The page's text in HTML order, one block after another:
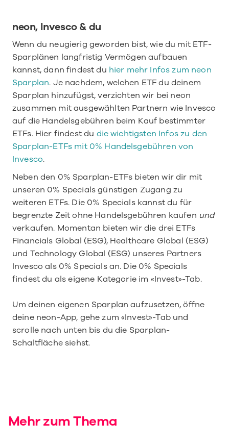
neon, Invesco & du
Wenn du neugierig geworden bist, wie du mit ETF-
Sparplänen langfristig Vermögen aufbauen
kannst, dann findest du hier mehr Infos zum neon
Sparplan. Je nachdem, welchen ETF du deinem
Sparplan hinzufügst, verzichten wir bei neon
zusammen mit ausgewählten Partnern wie Invesco
auf die Handelsgebühren beim Kauf bestimmter
ETFs. Hier findest du die wichtigsten Infos zu den
Sparplan-ETFs mit 0% Handelsgebühren von
Invesco.
Neben den 0% Sparplan-ETFs bieten wir dir mit
unseren 0% Specials günstigen Zugang zu
weiteren ETFs. Die 0% Specials kannst du für
begrenzte Zeit ohne Handelsgebühren kaufen
und
verkaufen. Momentan bieten wir die drei ETFs
Financials Global (ESG), Healthcare Global (ESG)
und Technology Global (ESG) unseres Partners
Invesco als 0% Specials an. Die 0% Specials
findest du als eigene Kategorie im «Invest»-Tab.
Um deinen eigenen Sparplan aufzusetzen, öffne
deine neon-App, gehe zum «Invest»-Tab und
scrolle nach unten bis du die Sparplan-
Schaltfläche siehst.
Mehr zum Thema